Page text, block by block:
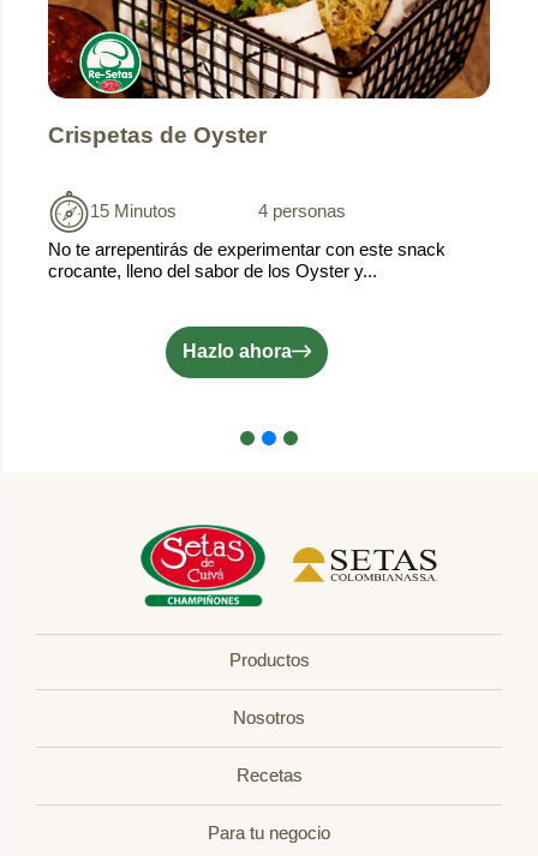
Crispetas de Oyster
15 Minutos
4 personas
No te arrepentirás de experimentar con este snack
crocante, lleno del sabor de los Oyster y...
Hazlo ahora
Productos
Nosotros
Recetas
Para tu negocio